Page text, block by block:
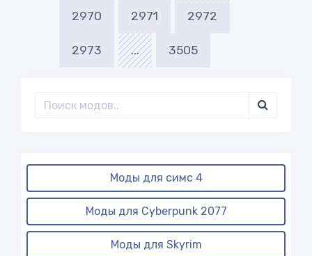
2970 2971 2972
2973 ... 3505
Моды для симс 4
Моды для Cyberpunk 2077
Моды для Skyrim